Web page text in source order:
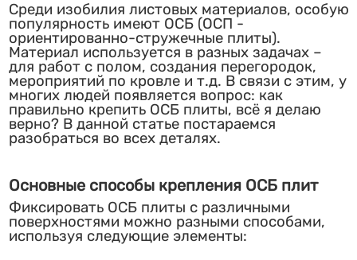
Среди изобилия листовых материалов, особую
популярность имеют ОСБ (ОСП -
ориентированно-стружечные плиты).
Материал используется в разных задачах –
для работ с полом, создания перегородок,
мероприятий по кровле и т.д. В связи с этим, у
многих людей появляется вопрос: как
правильно крепить ОСБ плиты, всё я делаю
верно? В данной статье постараемся
разобраться во всех деталях.
Основные способы крепления ОСБ плит
Фиксировать ОСБ плиты с различными
поверхностями можно разными способами,
используя следующие элементы: